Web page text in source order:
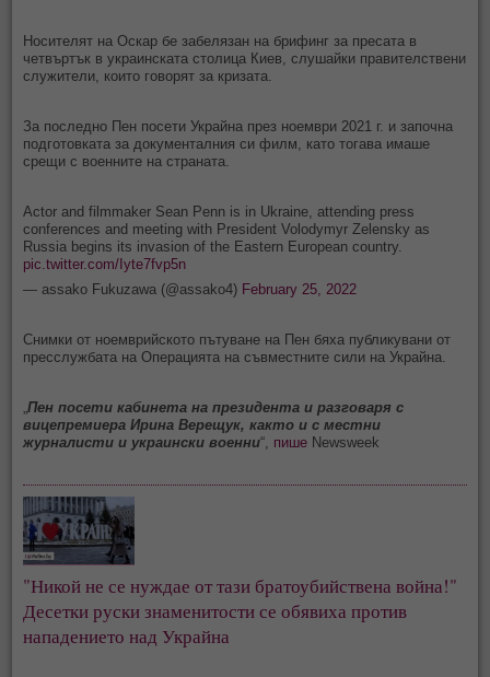
Носителят на Оскар бе забелязан на брифинг за пресата в
четвъртък в украинската столица Киев, слушайки правителствени
служители, които говорят за кризата.
За последно Пен посети Украйна през ноември 2021 г. и започна
подготовката за документалния си филм, като тогава имаше
срещи с военните на страната.
Actor and filmmaker Sean Penn is in Ukraine, attending press
conferences and meeting with President Volodymyr Zelensky as
Russia begins its invasion of the Eastern European country.
pic.twitter.com/Iyte7fvp5n
— assako Fukuzawa (@assako4) February 25, 2022
Снимки от ноемврийското пътуване на Пен бяха публикувани от
пресслужбата на Операцията на съвместните сили на Украйна.
„Пен посети кабинета на президента и разговаря с
вицепремиера Ирина Верещук, както и с местни
журналисти и украински военни“, пише Newsweek
"Никой не се нуждае от тази братоубийствена война!"
Десетки руски знаменитости се обявиха против
нападението над Украйна